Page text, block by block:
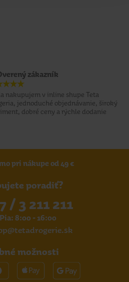
zákazník
nakupujem v inline shupe Teta
jednoduché objednávanie, široký
dobré ceny a rýchle dodanie
pri nákupe od 49 €
poradiť?
/ 3 211 211
8:00 - 16:00
možnosti